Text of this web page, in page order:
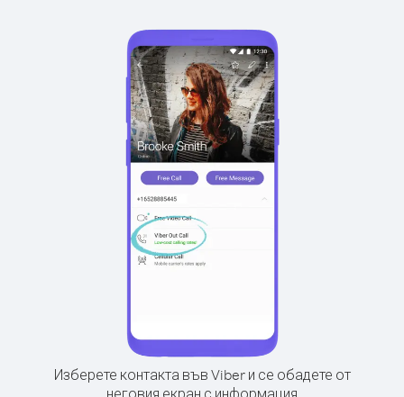
Изберете контакта във Viber и се обадете от
неговия екран с информация